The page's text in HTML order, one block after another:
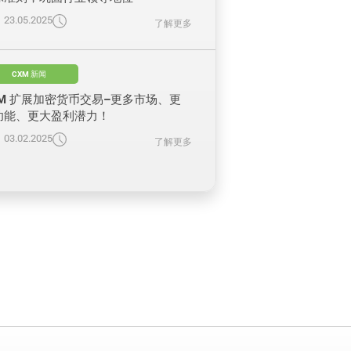
23.05.2025
了解更多
CXM 新闻
扩展加密货币交易–更多市场、更
能、更大盈利潜力！
03.02.2025
了解更多